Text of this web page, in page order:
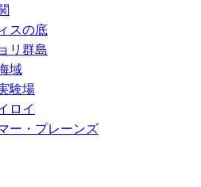
スの底
リ群島
域
験場
ロイ
ー・プレーンズ